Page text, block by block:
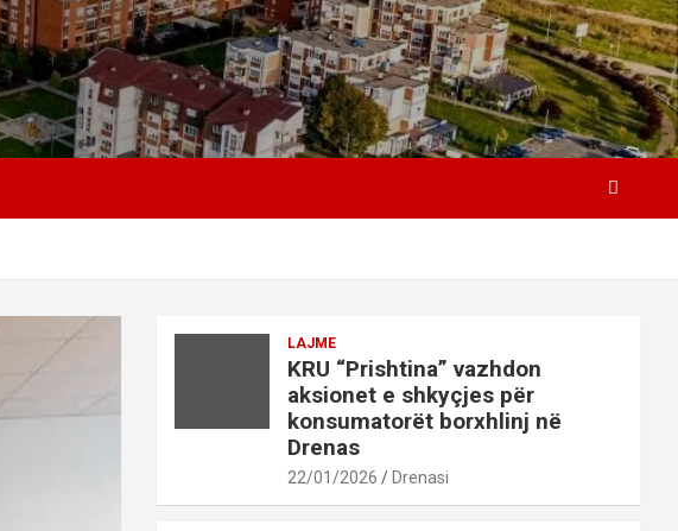
LAJME
KRU “Prishtina” vazhdon
aksionet e shkyçjes për
konsumatorët borxhlinj në
Drenas
22/01/2026 Drenasi